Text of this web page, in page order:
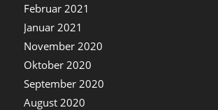
Februar 2021
Januar 2021
November 2020
Oktober 2020
September 2020
August 2020